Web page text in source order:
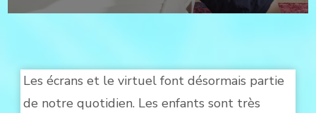
LES
Les écrans et le virtuel font désormais partie
de notre quotidien. Les enfants sont très